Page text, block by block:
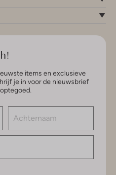
items en exclusieve
je in voor de nieuwsbrief